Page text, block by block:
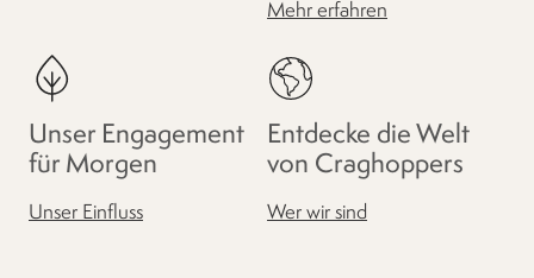
Mehr erfahren
Unser Engagement
für Morgen
Unser Einfluss
Entdecke die Welt
von Craghoppers
Wer wir sind